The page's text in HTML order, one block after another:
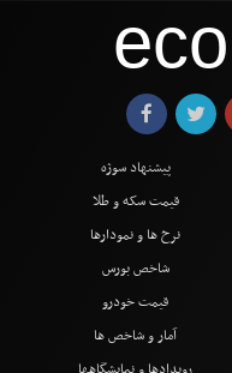
eco
پیشنهاد سوژه
قیمت سکه و طلا
نرخ ها و نمودارها
شاخص بورس
قیمت خودرو
آمار و شاخص ها